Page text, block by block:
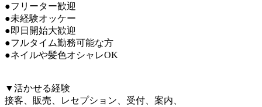
●フリーター歓迎
●未経験オッケー
●即日開始大歓迎
●フルタイム勤務可能な方
●ネイルや髪色オシャレOK
▼活かせる経験
接客、販売、レセプション、受付、案内、